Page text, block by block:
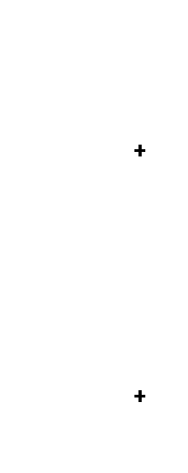
+
+